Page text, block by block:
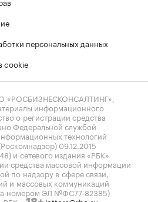
персональных данных
cookie
информационного
о регистрации средства
Федеральной службой
технологий
09.12.2015
и сетевого издания «РБК»
средства массовой информации
по надзору в сфере связи,
и массовых коммуникаций
номером ЭЛ №ФС77-82385)